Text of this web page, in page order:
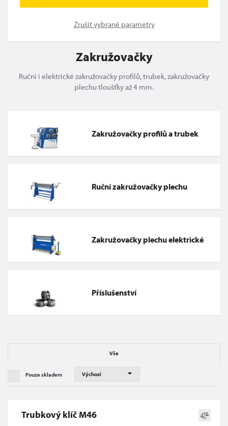
Zrušit vybrané parametry
Zakružovačky
Ruční i elektrické zakružovačky profilů, trubek, zakružovačky
plechu tloušťky až 4 mm.
Zakružovačky profilů a trubek
Ruční zakružovačky plechu
Zakružovačky plechu elektrické
Příslušenství
Vše
Pouze skladem
Trubkový klíč M46